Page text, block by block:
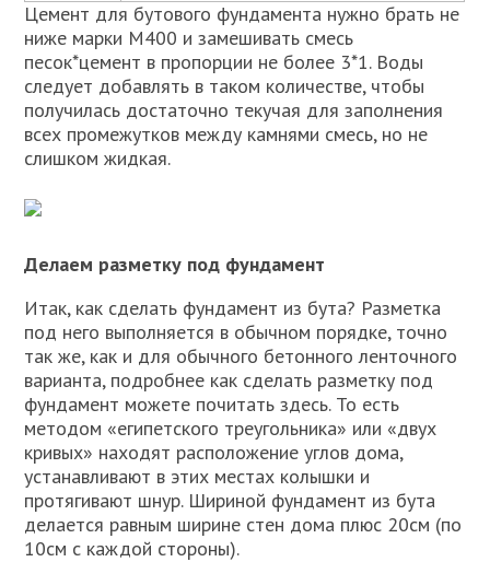
Цемент для бутового фундамента нужно брать не
ниже марки М400 и замешивать смесь
песок*цемент в пропорции не более 3*1. Воды
следует добавлять в таком количестве, чтобы
получилась достаточно текучая для заполнения
всех промежутков между камнями смесь, но не
слишком жидкая.
Делаем разметку под фундамент
Итак, как сделать фундамент из бута? Разметка
под него выполняется в обычном порядке, точно
так же, как и для обычного бетонного ленточного
варианта, подробнее как сделать разметку под
фундамент можете почитать здесь. То есть
методом «египетского треугольника» или «двух
кривых» находят расположение углов дома,
устанавливают в этих местах колышки и
протягивают шнур. Шириной фундамент из бута
делается равным ширине стен дома плюс 20см (по
10см с каждой стороны).